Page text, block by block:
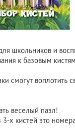
школьников и
к базовым
смогут воплотить
веселый пазл!
х кистей это